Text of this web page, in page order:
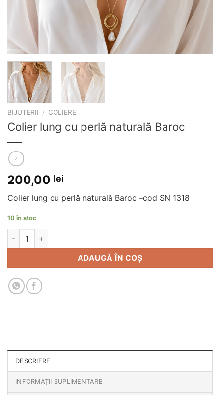
BIJUTERII / COLIERE
Colier lung cu perlă naturală Baroc
200,00 lei
Colier lung cu perlă naturală Baroc –cod SN 1318
10 în stoc
Cantitate Colier lung cu perlă naturală Baroc
ADAUGĂ ÎN COȘ
DESCRIERE
INFORMAȚII SUPLIMENTARE